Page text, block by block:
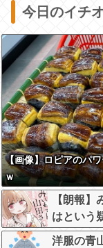
今日のイチ
【画像】ロピアのパ
ｗ
【朗報
はという
洋服の青